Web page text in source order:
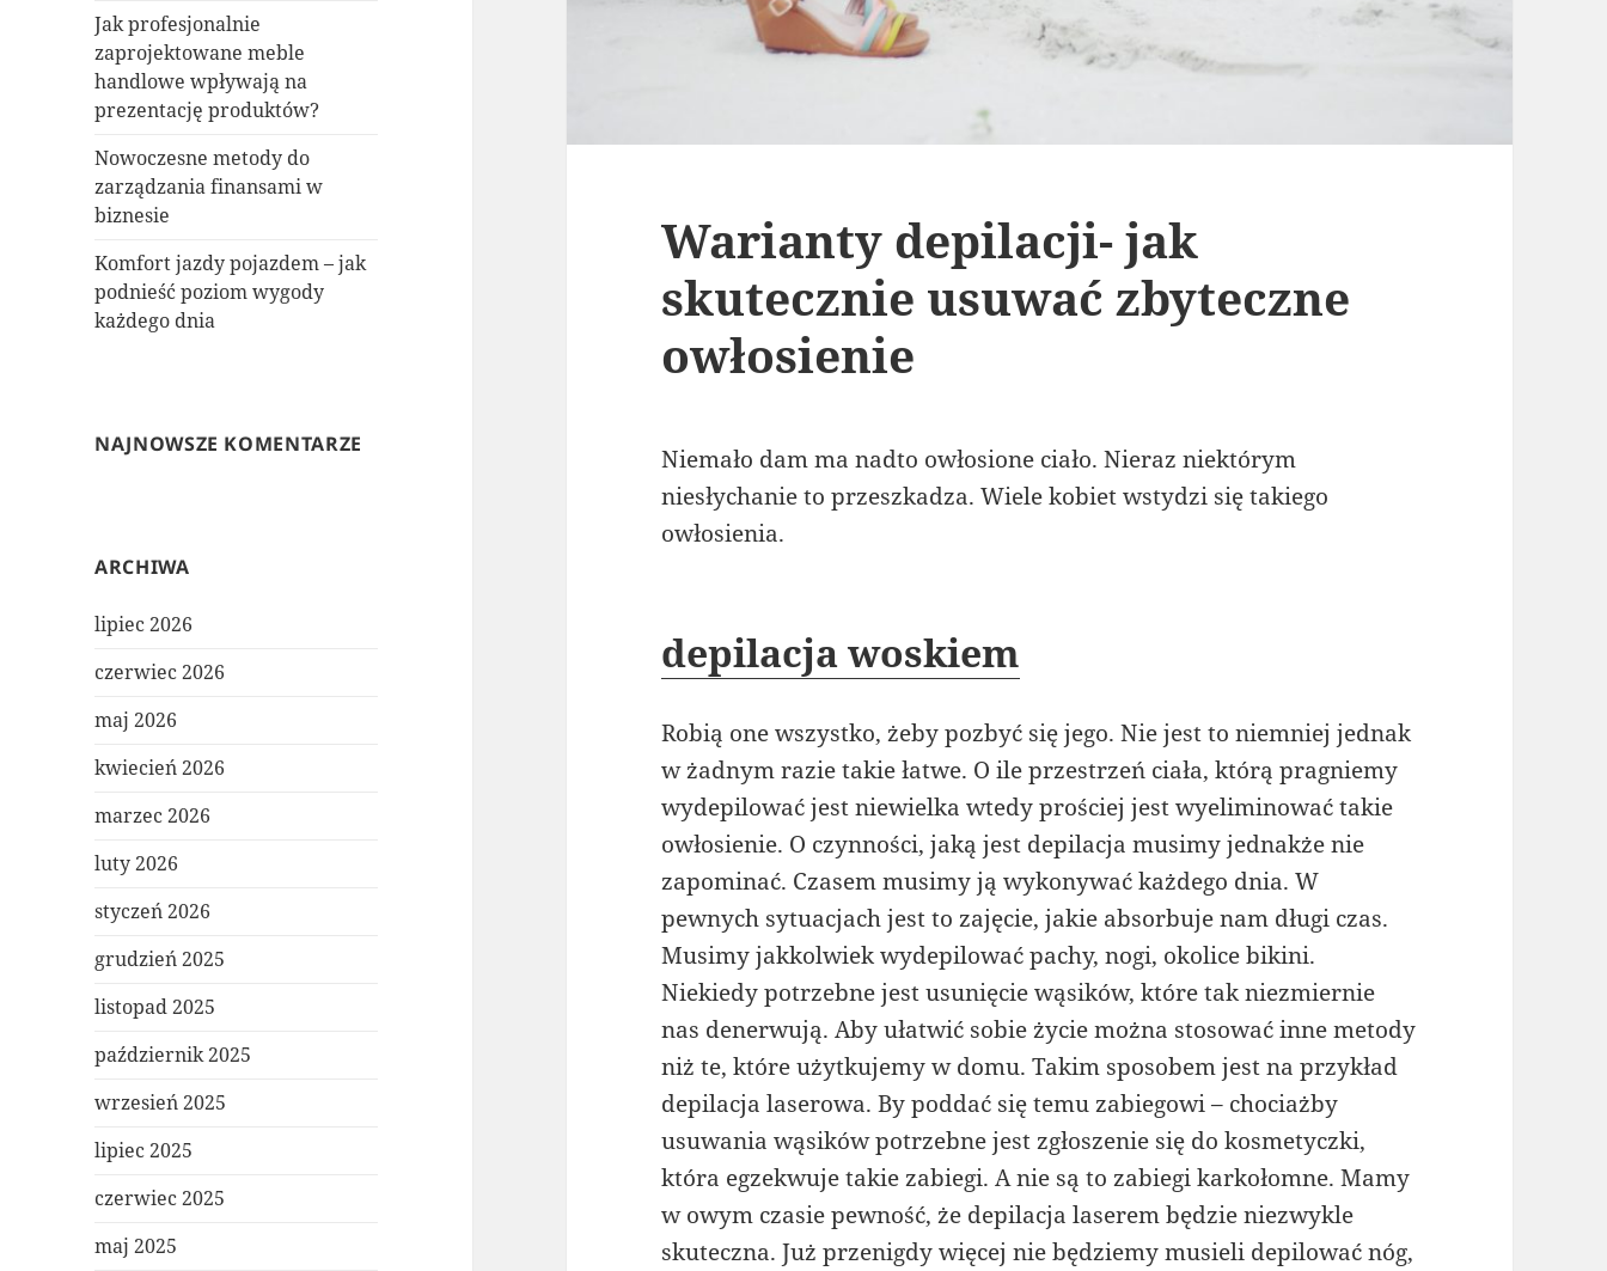
Jak profesjonalnie
zaprojektowane meble
handlowe wpływają na
prezentację produktów?
Nowoczesne metody do
zarządzania finansami w
biznesie
Komfort jazdy pojazdem – jak
podnieść poziom wygody
każdego dnia
NAJNOWSZE KOMENTARZE
ARCHIWA
lipiec 2026
czerwiec 2026
maj 2026
kwiecień 2026
marzec 2026
luty 2026
styczeń 2026
grudzień 2025
listopad 2025
październik 2025
wrzesień 2025
lipiec 2025
czerwiec 2025
maj 2025
Warianty depilacji- jak
skutecznie usuwać zbyteczne
owłosienie
Niemało dam ma nadto owłosione ciało. Nieraz niektórym
niesłychanie to przeszkadza. Wiele kobiet wstydzi się takiego
owłosienia.
depilacja woskiem
Robią one wszystko, żeby pozbyć się jego. Nie jest to niemniej jednak
w żadnym razie takie łatwe. O ile przestrzeń ciała, którą pragniemy
wydepilować jest niewielka wtedy prościej jest wyeliminować takie
owłosienie. O czynności, jaką jest depilacja musimy jednakże nie
zapominać. Czasem musimy ją wykonywać każdego dnia. W
pewnych sytuacjach jest to zajęcie, jakie absorbuje nam długi czas.
Musimy jakkolwiek wydepilować pachy, nogi, okolice bikini.
Niekiedy potrzebne jest usunięcie wąsików, które tak niezmiernie
nas denerwują. Aby ułatwić sobie życie można stosować inne metody
niż te, które użytkujemy w domu. Takim sposobem jest na przykład
depilacja laserowa. By poddać się temu zabiegowi – chociażby
usuwania wąsików potrzebne jest zgłoszenie się do kosmetyczki,
która egzekwuje takie zabiegi. A nie są to zabiegi karkołomne. Mamy
w owym czasie pewność, że depilacja laserem będzie niezwykle
skuteczna. Już przenigdy więcej nie będziemy musieli depilować nóg,